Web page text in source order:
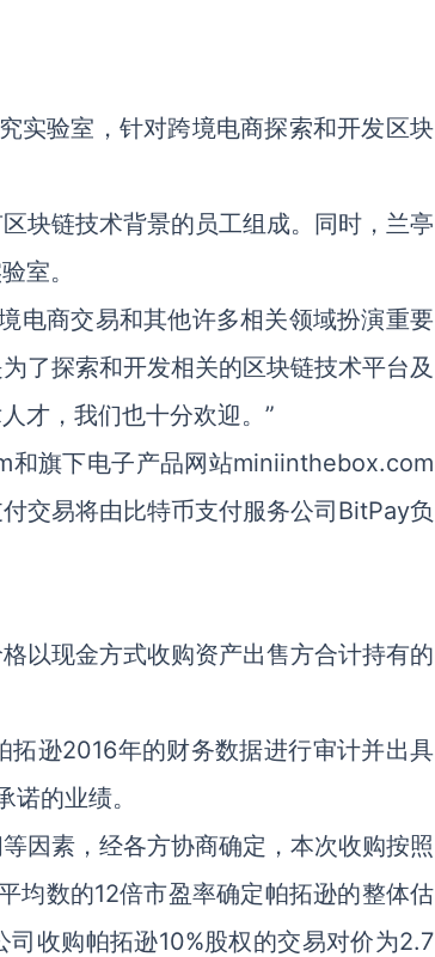
实验室，针对跨境电商探索和开发区块
块链技术背景的员工组成。同时，兰亭
室。
电商交易和其他许多相关领域扮演重要
了探索和开发相关的区块链技术平台及
才，我们也十分欢迎。”
和旗下电子产品网站miniinthebox.com
交易将由比特币支付服务公司BitPay负
以现金方式收购资产出售方合计持有的
逊2016年的财务数据进行审计并出具
的业绩。
因素，经各方协商确定，本次收购按照
均数的12倍市盈率确定帕拓逊的整体估
收购帕拓逊10%股权的交易对价为2.7